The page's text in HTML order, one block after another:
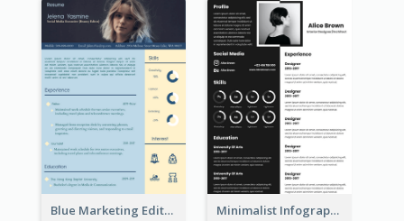
Blue Marketing Editor Resume Minimalist Infographic Resume